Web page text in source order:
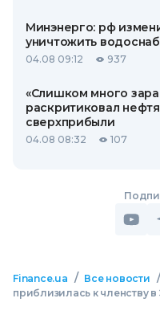
Минэнерго: рф
уничтожить
04.08 09:12 937
«Слишком много
раскритиковал
сверхприбыли
04.08 08:32 107
Finance.ua / Все новости /
приблизилась к членству